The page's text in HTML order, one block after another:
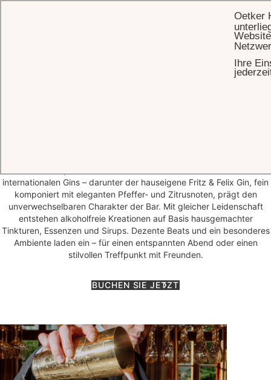
internationalen Gins – darunter der hauseigene Fritz & Felix Gin, fein
komponiert mit eleganten Pfeffer- und Zitrusnoten, prägt den
unverwechselbaren Charakter der Bar. Mit gleicher Leidenschaft
entstehen alkoholfreie Kreationen auf Basis hausgemachter
Tinkturen, Essenzen und Sirups. Dezente Beats und ein besonderes
Ambiente laden ein – für einen entspannten Abend oder einen
stilvollen Treffpunkt mit Freunden.
BUCHEN SIE JETZT
Oetker
Ihre